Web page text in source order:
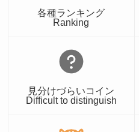
各種ランキング
Ranking
見分けづらいコイン
Difficult to distinguish